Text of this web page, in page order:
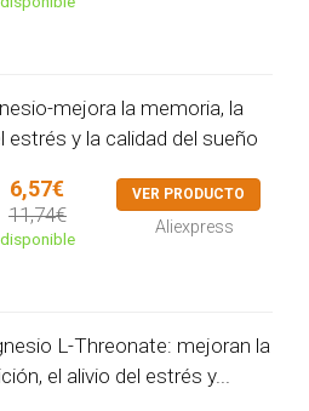
mejora la memoria, la
estrés y la calidad del sueño
6,57€
11,74€
disponible
VER PRODUCTO
Aliexpress
L-Threonate: mejoran la
el alivio del estrés y...